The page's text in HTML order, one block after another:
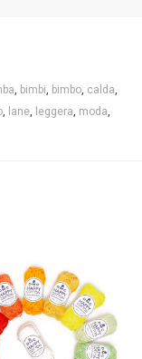
, bimbi, bimbo, calda,
, lane, leggera, moda,